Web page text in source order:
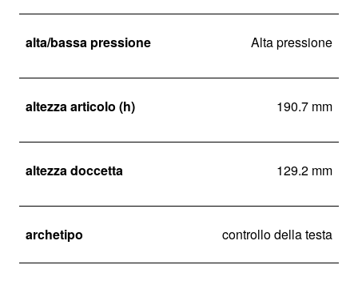
alta/bassa pressione Alta pressione
altezza articolo (h) 190.7 mm
altezza doccetta 129.2 mm
archetipo controllo della testa